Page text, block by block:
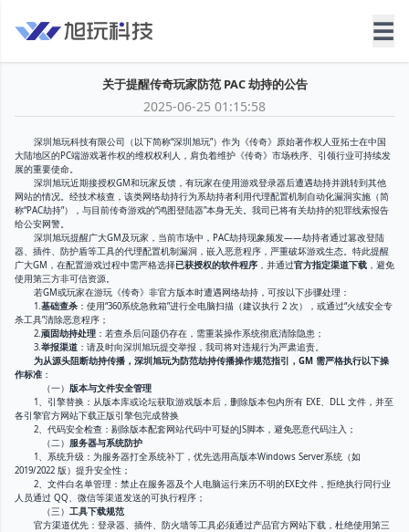
☰
关于提醒传奇玩家防范 PAC 劫持的公告
2025-06-25 01:15:58
深圳旭玩科技有限公司（以下简称“深圳旭玩”）作为《传奇》原始著作权人亚拓士在中国
大陆地区的PC端游戏著作权的维权权利人，肩负着维护《传奇》市场秩序、引领行业可持续发
展的重要使命。
深圳旭玩近期接授权GM和玩家反馈，有玩家在使用游戏登录器后遭遇劫持并跳转到其他
网站的情况。经技术核查，该类网络劫持行为系劫持者利用代理配置机制自动化漏洞实施（简
称“PAC劫持”），与目前传奇游戏的“鸿图登陆器”本身无关。我司已将有关劫持的犯罪线索报告
给公安网警。
深圳旭玩提醒广大GM及玩家，当前市场中，PAC劫持现象频发——劫持者通过篡改登陆
器、插件、防护盾等工具的代理配置机制漏洞，嵌入恶意程序，严重破坏游戏生态。特此提醒
广大GM，在配置游戏过程中需严格选择已获授权的软件程序 ，并通过官方指定渠道下载 ，避免
使用第三方非可信资源。
若GM或玩家在游玩《传奇》非官方版本时遭遇网络劫持，可按以下步骤处理：
1.基础查杀 ：使用“360系统急救箱”进行全电脑扫描（建议执行 2 次），或通过“火绒安全专
杀工具”清除恶意程序；
2.顽固劫持处理 ：若查杀后问题仍存在，需重装操作系统彻底清除隐患；
3.举报渠道 ：请及时向深圳旭玩提交举报，我司将对违规行为严肃追责。
为从源头阻断劫持传播，深圳旭玩为防范劫持传播操作规范指引，GM 需严格执行以下操
作标准 ：
（一） 版本与文件安全管理
1、引擎替换：从版本库或论坛获取游戏版本后，删除版本包内所有 EXE、DLL 文件，并至
各引擎官方网站下载正版引擎包完成替换
2、代码安全检查：剔除版本配套网站代码中可疑的JS脚本，避免恶意代码注入；
（二） 服务器与系统防护
1、系统升级：为服务器打全系统补丁，优先选用高版本Windows Server系统（如
2019/2022 版）提升安全性；
2、文件白名单管理：禁止在服务器及个人电脑运行来历不明的EXE文件，拒绝执行同行业
人员通过 QQ、微信等渠道发送的可执行程序；
（三） 工具下载规范
官方渠道优先：登录器、插件、防火墙等工具必须通过产品官方网站下载，杜绝使用第三